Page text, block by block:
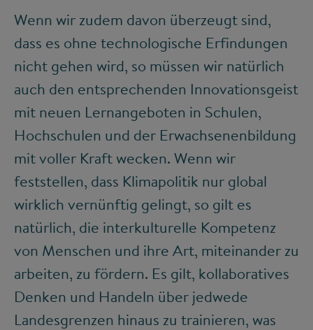
Wenn wir zudem davon überzeugt sind,
dass es ohne technologische Erfindungen
nicht gehen wird, so müssen wir natürlich
auch den entsprechenden Innovationsgeist
mit neuen Lernangeboten in Schulen,
Hochschulen und der Erwachsenenbildung
mit voller Kraft wecken. Wenn wir
feststellen, dass Klimapolitik nur global
wirklich vernünftig gelingt, so gilt es
natürlich, die interkulturelle Kompetenz
von Menschen und ihre Art, miteinander zu
arbeiten, zu fördern. Es gilt, kollaboratives
Denken und Handeln über jedwede
Landesgrenzen hinaus zu trainieren, was